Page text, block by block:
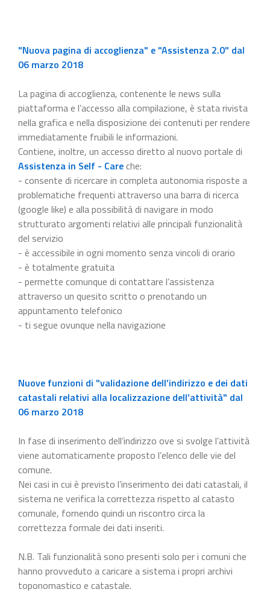
"Nuova pagina di accoglienza" e "Assistenza 2.0" dal
06 marzo 2018
La pagina di accoglienza, contenente le news sulla
piattaforma e l’accesso alla compilazione, è stata rivista
nella grafica e nella disposizione dei contenuti per rendere
immediatamente fruibili le informazioni.
Contiene, inoltre, un accesso diretto al nuovo portale di
Assistenza in Self - Careche:
- consente di ricercare in completa autonomia risposte a
problematiche frequenti attraverso una barra di ricerca
(google like) e alla possibilità di navigare in modo
strutturato argomenti relativi alle principali funzionalità
del servizio
- è accessibile in ogni momento senza vincoli di orario
- è totalmente gratuita
- permette comunque di contattare l’assistenza
attraverso un quesito scritto o prenotando un
appuntamento telefonico
- ti segue ovunque nella navigazione
Nuove funzioni di "validazione dell’indirizzo e dei dati
catastali relativi alla localizzazione dell’attività" dal
06 marzo 2018
In fase di inserimento dell’indirizzo ove si svolge l’attività
viene automaticamente proposto l’elenco delle vie del
comune.
Nei casi in cui è previsto l’inserimento dei dati catastali, il
sistema ne verifica la correttezza rispetto al catasto
comunale, fornendo quindi un riscontro circa la
correttezza formale dei dati inseriti.
N.B. Tali funzionalità sono presenti solo per i comuni che
hanno provveduto a caricare a sistema i propri archivi
toponomastico e catastale.